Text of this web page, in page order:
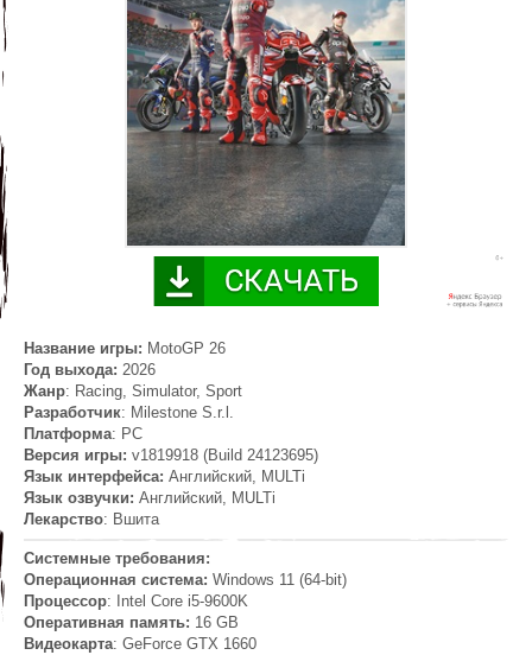
Название игры: MotoGP 26
Год выхода: 2026
Жанр: Racing, Simulator, Sport
Разработчик: Milestone S.r.l.
Платформа: PC
Версия игры: v1819918 (Build 24123695)
Язык интерфейса: Английский, MULTi
Язык озвучки: Английский, MULTi
Лекарство: Вшита
Системные требования:
Операционная система: Windows 11 (64-bit)
Процессор: Intel Core i5-9600K
Оперативная память: 16 GB
Видеокарта: GeForce GTX 1660